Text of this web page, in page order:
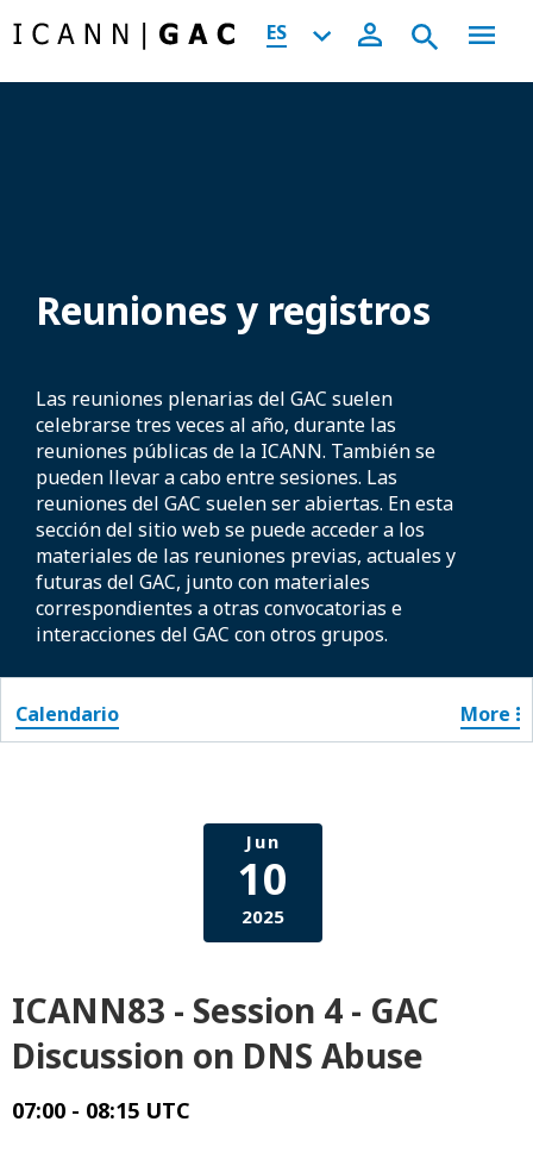
ES
Reuniones y registros
Las reuniones plenarias del GAC suelen
celebrarse tres veces al año, durante las
reuniones públicas de la ICANN. También se
pueden llevar a cabo entre sesiones. Las
reuniones del GAC suelen ser abiertas. En esta
sección del sitio web se puede acceder a los
materiales de las reuniones previas, actuales y
futuras del GAC, junto con materiales
correspondientes a otras convocatorias e
interacciones del GAC con otros grupos.
Calendario More
Jun
10
2025
ICANN83 - Session 4 - GAC
Discussion on DNS Abuse
07:00 - 08:15 UTC